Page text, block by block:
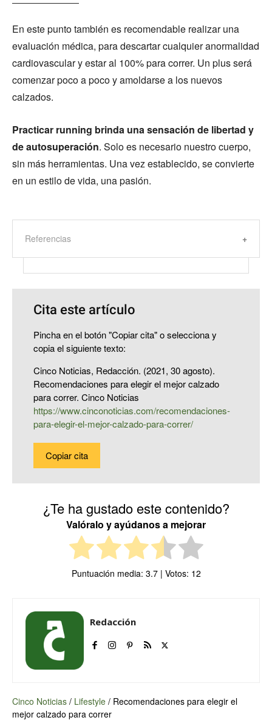
En este punto también es recomendable realizar una
evaluación médica, para descartar cualquier anormalidad
cardiovascular y estar al 100% para correr. Un plus será
comenzar poco a poco y amoldarse a los nuevos
calzados.
Practicar running brinda una sensación de libertad y
de autosuperación. Solo es necesario nuestro cuerpo,
sin más herramientas. Una vez establecido, se convierte
en un estilo de vida, una pasión.
Referencias
Cita este artículo
Pincha en el botón "Copiar cita" o selecciona y
copia el siguiente texto:
Cinco Noticias, Redacción. (2021, 30 agosto).
Recomendaciones para elegir el mejor calzado
para correr. Cinco Noticias
https://www.cinconoticias.com/recomendaciones-
para-elegir-el-mejor-calzado-para-correr/
Copiar cita
¿Te ha gustado este contenido?
Valóralo y ayúdanos a mejorar
Puntuación media: 3.7| Votos: 12
Redacción
Cinco Noticias / Lifestyle / Recomendaciones para elegir el
mejor calzado para correr